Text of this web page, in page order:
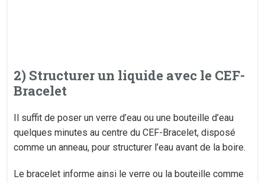
2) Structurer un liquide avec le CEF-
Bracelet
Il suffit de poser un verre d’eau ou une bouteille d’eau
quelques minutes au centre du CEF-Bracelet, disposé
comme un anneau, pour structurer l’eau avant de la boire.
Le bracelet informe ainsi le verre ou la bouteille comme